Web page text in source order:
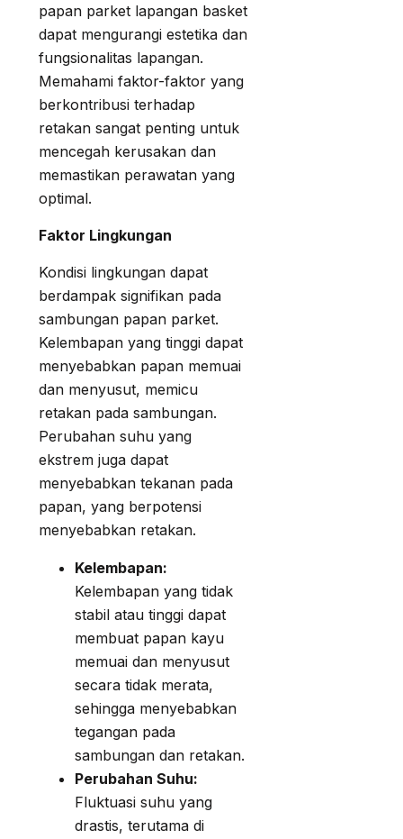
papan parket lapangan basket
dapat mengurangi estetika dan
fungsionalitas lapangan.
Memahami faktor-faktor yang
berkontribusi terhadap
retakan sangat penting untuk
mencegah kerusakan dan
memastikan perawatan yang
optimal.
Faktor Lingkungan
Kondisi lingkungan dapat
berdampak signifikan pada
sambungan papan parket.
Kelembapan yang tinggi dapat
menyebabkan papan memuai
dan menyusut, memicu
retakan pada sambungan.
Perubahan suhu yang
ekstrem juga dapat
menyebabkan tekanan pada
papan, yang berpotensi
menyebabkan retakan.
Kelembapan:
Kelembapan yang tidak
stabil atau tinggi dapat
membuat papan kayu
memuai dan menyusut
secara tidak merata,
sehingga menyebabkan
tegangan pada
sambungan dan retakan.
Perubahan Suhu:
Fluktuasi suhu yang
drastis, terutama di